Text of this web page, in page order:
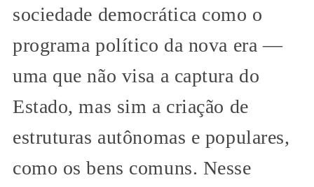
sociedade democrática como o
programa político da nova era —
uma que não visa a captura do
Estado, mas sim a criação de
estruturas autônomas e populares,
como os bens comuns. Nesse